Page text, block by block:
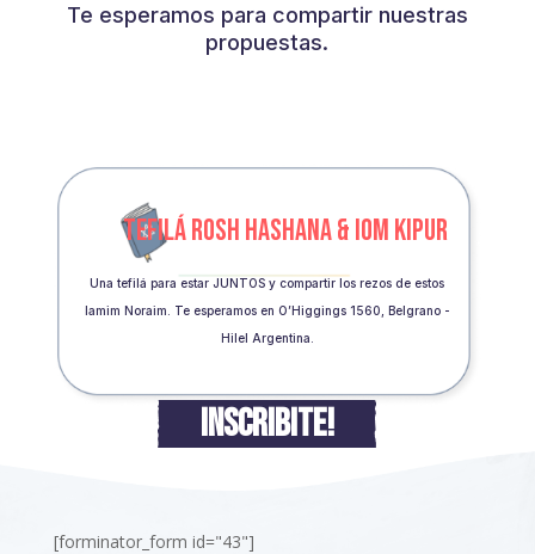
Te esperamos para compartir nuestras
propuestas.
TEFILÁ ROSH HASHANA & IOM KIPUR
Una tefilá para estar JUNTOS y compartir los rezos de estos
Iamim Noraim. Te esperamos en O’Higgings 1560, Belgrano -
Hilel Argentina.
INSCRIBITE!
[forminator_form id="43"]